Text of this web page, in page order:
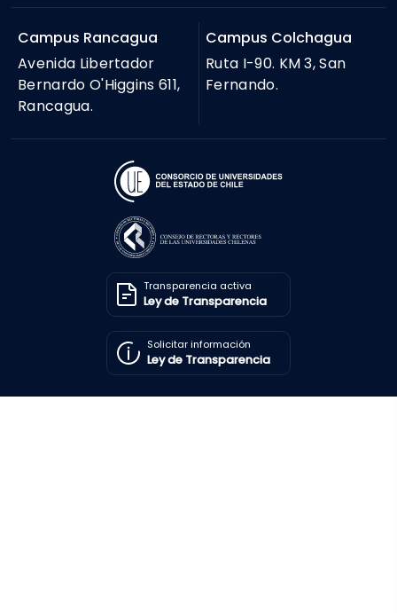
Campus Rancagua
Avenida Libertador
Bernardo O'Higgins 611,
Rancagua.
Campus Colchagua
Ruta I-90. KM 3, San
Fernando.
Transparencia activa
Ley de Transparencia
Solicitar información
Ley de Transparencia